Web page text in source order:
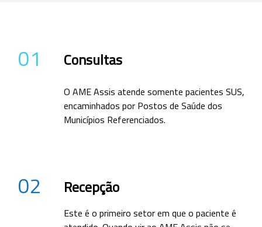
01 Consultas
O AME Assis atende somente pacientes SUS,
encaminhados por Postos de Saúde dos
Municípios Referenciados.
02 Recepção
Este é o primeiro setor em que o paciente é